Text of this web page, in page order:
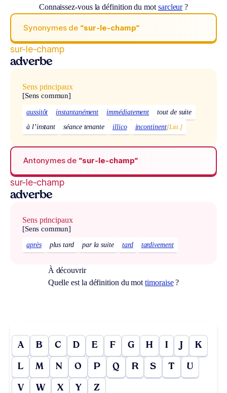
Connaissez-vous la définition du mot sarcleur?
Synonymes de “sur-le-champ“
sur-le-champ
adverbe
Sens principaux
[Sens commun]
aussitôt instantanément immédiatement
tout de suite
à l’instant
séance tenante illico incontinent[Litt.]
Antonymes de “sur-le-champ“
sur-le-champ
adverbe
Sens principaux
[Sens commun]
après plus tard par la suite tard tardivement
À découvrir
Quelle est la définition du mottimoraise?
A B C D E F G H I J K
L M N O P Q R S T U
V W X Y Z